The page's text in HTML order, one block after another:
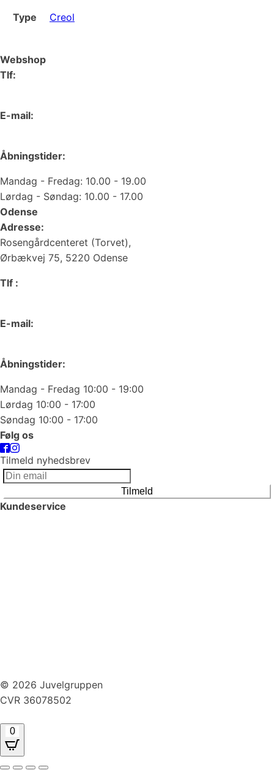
Type Creol
Webshop
Tlf:
E-mail:
Åbningstider:
Mandag - Fredag: 10.00 - 19.00
Lørdag - Søndag: 10.00 - 17.00
Odense
Adresse:
Rosengårdcenteret (Torvet),
Ørbækvej 75, 5220 Odense
Tlf :
E-mail:
Åbningstider:
Mandag - Fredag 10:00 - 19:00
Lørdag 10:00 - 17:00
Søndag 10:00 - 17:00
Følg os
Tilmeld nyhedsbrev
Tilmeld
Kundeservice
© 2026 Juvelgruppen
CVR 36078502
0